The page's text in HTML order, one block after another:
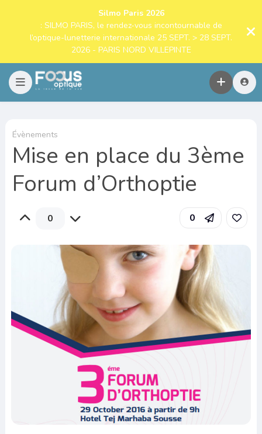
Silmo Paris 2026
: SILMO PARIS, le rendez-vous incontournable de
l’optique-lunetterie internationale 25 SEPT. > 28 SEPT.
2026 - PARIS NORD VILLEPINTE
Évènements
Mise en place du 3ème
Forum d’Orthoptie
0 0